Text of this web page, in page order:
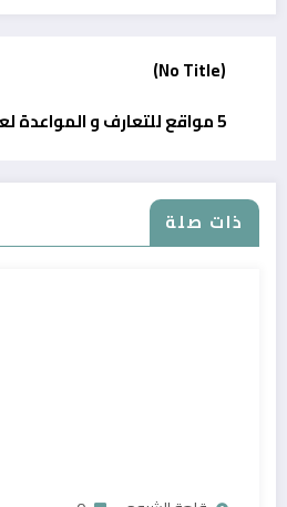
(No Title)
5 مواقع للتعارف و المواعدة لعام 2020
ذات صلة